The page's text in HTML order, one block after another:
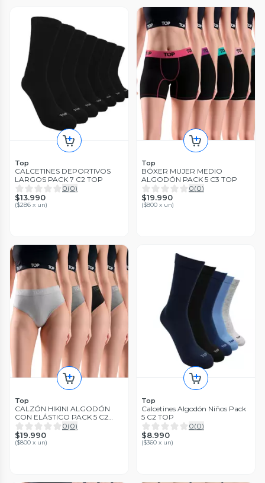
Top
CALCETINES DEPORTIVOS
LARGOS PACK 7 C2 TOP
0(0)
$13.990
($286 x un)
Top
BÓXER MUJER MEDIO
ALGODÓN PACK 5 C3 TOP
0(0)
$19.990
($800 x un)
Top
CALZÓN HIKINI ALGODÓN
CON ELÁSTICO PACK 5 C2
TOP
0(0)
$19.990
($800 x un)
Top
Calcetines Algodón Niños Pack
5 C2 TOP
0(0)
$8.990
($360 x un)